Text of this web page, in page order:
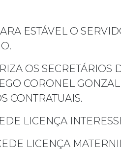
ESTÁVEL O
OS SECRETÁRIOS
CORONEL
CONTRATUAIS.
LICENÇA
LICENÇA